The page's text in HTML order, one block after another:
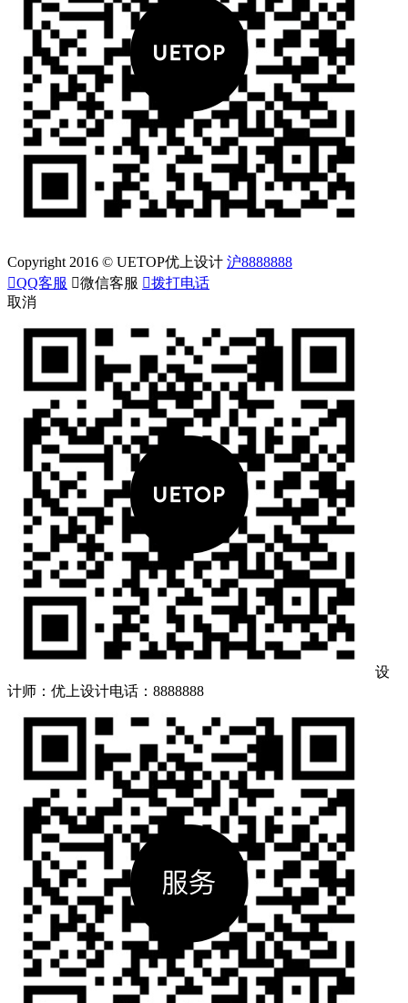
Copyright 2016 © UETOP优上设计 沪8888888
QQ客服 微信客服 拨打电话
取消
设
计师：优上设计电话：8888888